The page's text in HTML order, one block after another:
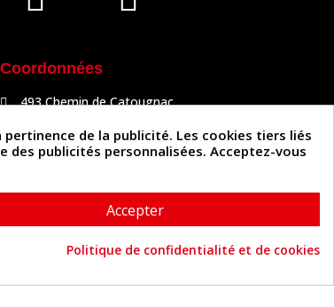
Coordonnées
493 Chemin de Catougnac
05 63 34 51 88
contact@cuirenstock.com
de la publicité. Les cookies tiers liés
publicités personnalisées. Acceptez-vous
Accepter
Politique de confidentialité et de cookies